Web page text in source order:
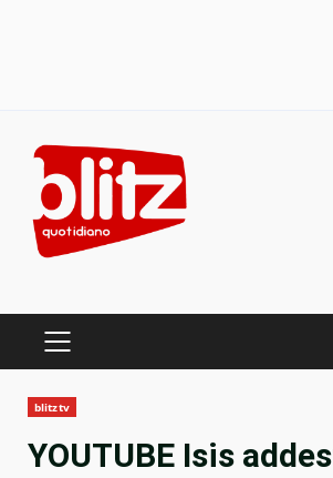
content
PRIMARY
blitztv
YOUTUBE Isis